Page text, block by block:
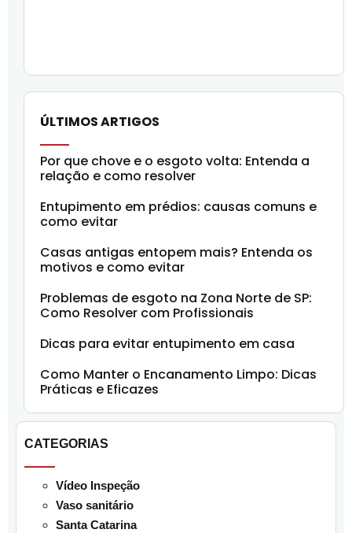
ÚLTIMOS ARTIGOS
Por que chove e o esgoto volta: Entenda a
relação e como resolver
Entupimento em prédios: causas comuns e
como evitar
Casas antigas entopem mais? Entenda os
motivos e como evitar
Problemas de esgoto na Zona Norte de SP:
Como Resolver com Profissionais
Dicas para evitar entupimento em casa
Como Manter o Encanamento Limpo: Dicas
Práticas e Eficazes
CATEGORIAS
Vídeo Inspeção
Vaso sanitário
Santa Catarina